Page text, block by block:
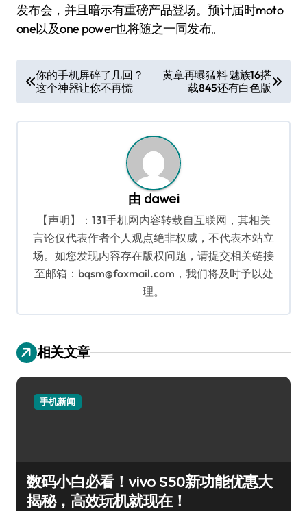
发布会，并且暗示有重磅产品登场。预计届时moto
one以及one power也将随之一同发布。
章
导
你的手机屏碎了几回？
这个神器让你不再慌
黄章再曝猛料 魅族16搭
载845还有白色版
由 dawei
【声明】：131手机网内容转载自互联网，其相关
言论仅代表作者个人观点绝非权威，不代表本站立
场。如您发现内容存在版权问题，请提交相关链接
至邮箱：bqsm@foxmail.com，我们将及时予以处
理。
相关文章
手机新闻
数码小白必看！vivo S50新功能优惠大
揭秘，高效玩机就现在！